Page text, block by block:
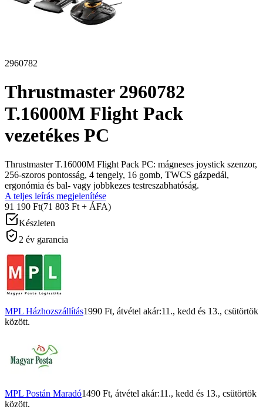
2960782
Thrustmaster 2960782
T.16000M Flight Pack
vezetékes PC
Thrustmaster T.16000M Flight Pack PC: mágneses joystick szenzor,
256-szoros pontosság, 4 tengely, 16 gomb, TWCS gázpedál,
ergonómia és bal- vagy jobbkezes testreszabhatóság.
A teljes leírás megjelenítése
91 190 Ft(71 803 Ft + ÁFA)
Készleten
2 év garancia
MPL Házhozszállítás1990 Ft, átvétel akár:11., kedd és 13., csütörtök
között.
MPL Postán Maradó1490 Ft, átvétel akár:11., kedd és 13., csütörtök
között.